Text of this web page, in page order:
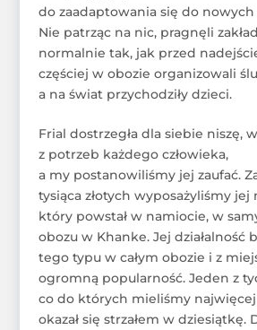
do zaadaptowania się do
Nie patrząc na nic, pragnęli
normalnie tak, jak przed
częściej w obozie organizowali
a na świat przychodziły dzieci.
Frial dostrzegła dla siebie niszę,
z potrzeb każdego człowieka,
a my postanowiliśmy jej zaufać.
tysiąca złotych wyposażyliśmy jej
który powstał w namiocie, w
obozu w Khanke. Jej działalność
tego typu w całym obozie i z
ogromną popularność. Jeden z
co do których mieliśmy
okazał się strzałem w dziesiątkę.